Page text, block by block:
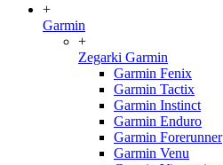
+
Garmin
+
Zegarki Garmin
Garmin Fenix
Garmin Tactix
Garmin Instinct
Garmin Enduro
Garmin Forerunner
Garmin Venu